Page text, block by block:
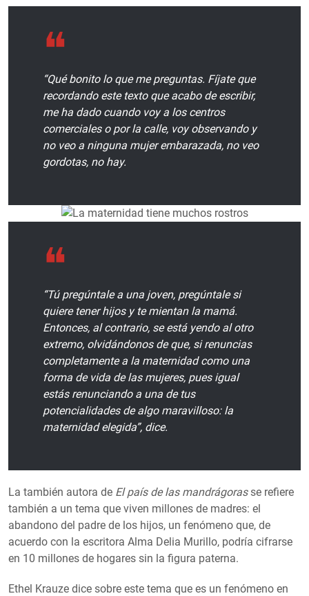
“Qué bonito lo que me preguntas. Fíjate que
recordando este texto que acabo de escribir,
me ha dado cuando voy a los centros
comerciales o por la calle, voy observando y
no veo a ninguna mujer embarazada, no veo
gordotas, no hay.
“Tú pregúntale a una joven, pregúntale si
quiere tener hijos y te mientan la mamá.
Entonces, al contrario, se está yendo al otro
extremo, olvidándonos de que, si renuncias
completamente a la maternidad como una
forma de vida de las mujeres, pues igual
estás renunciando a una de tus
potencialidades de algo maravilloso: la
maternidad elegida”, dice.
La también autora de El país de las mandrágorasse refiere
también a un tema que viven millones de madres: el
abandono del padre de los hijos, un fenómeno que, de
acuerdo con la escritora Alma Delia Murillo, podría cifrarse
en 10 millones de hogares sin la figura paterna.
Ethel Krauze dice sobre este tema que es un fenómeno en